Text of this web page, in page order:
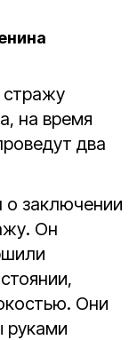
стражу
на время
два
о заключении
Он
Они
руками